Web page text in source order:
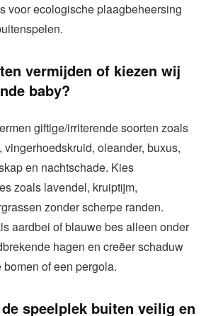
voor ecologische plaagbeheersing
vermijden of kiezen wij
baby?
giftige/irriterende soorten zoals
oleander, buxus,
en nachtschade. Kies
zoals lavendel, kruiptijm,
zonder scherpe randen.
aardbei of blauwe bes alleen onder
hagen en creëer schaduw
of een pergola.
speelplek buiten veilig en